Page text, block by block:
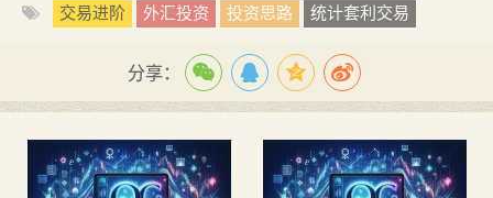
交易进阶 外汇投资 投资思路 统计套利交易
分享：